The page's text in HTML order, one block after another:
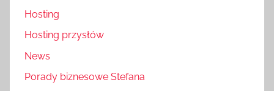
Hosting
Hosting przysłów
News
Porady biznesowe Stefana